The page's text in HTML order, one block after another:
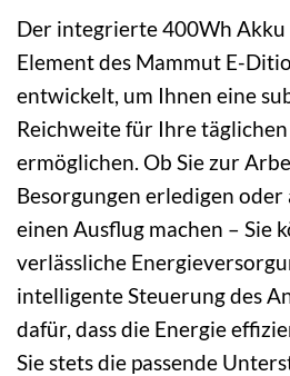
Der integrierte 400Wh Akku
Element des Mammut E-
entwickelt, um Ihnen eine
Reichweite für Ihre täglichen
ermöglichen. Ob Sie zur
Besorgungen erledigen
einen Ausflug machen – Sie
verlässliche
intelligente Steuerung des
dafür, dass die Energie
Sie stets die passende